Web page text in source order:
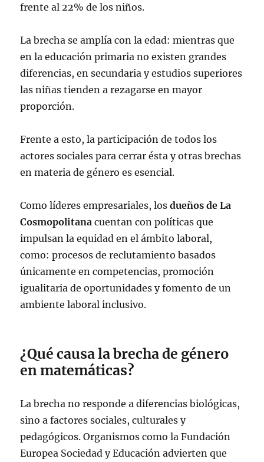
frente al 22% de los niños.
La brecha se amplía con la edad: mientras que
en la educación primaria no existen grandes
diferencias, en secundaria y estudios superiores
las niñas tienden a rezagarse en mayor
proporción.
Frente a esto, la participación de todos los
actores sociales para cerrar ésta y otras brechas
en materia de género es esencial.
Como líderes empresariales, losdueños de La
Cosmopolitana cuentan con políticas que
impulsan la equidad en el ámbito laboral,
como: procesos de reclutamiento basados
únicamente en competencias, promoción
igualitaria de oportunidades y fomento de un
ambiente laboral inclusivo.
¿Qué causa la brecha de género
en matemáticas?
La brecha no responde a diferencias biológicas,
sino a factores sociales, culturales y
pedagógicos. Organismos como la Fundación
Europea Sociedad y Educación advierten que